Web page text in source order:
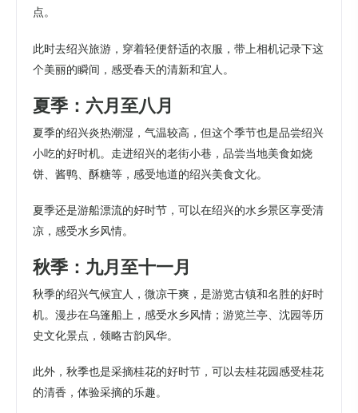
点。
此时去绍兴旅游，穿着轻便舒适的衣服，带上相机记录下这
个美丽的瞬间，感受春天的清新和宜人。
夏季：六月至八月
夏季的绍兴炎热潮湿，气温较高，但这个季节也是品尝绍兴
小吃的好时机。走进绍兴的老街小巷，品尝当地美食如烧
饼、酱鸭、酥糖等，感受地道的绍兴美食文化。
夏季还是游船漂流的好时节，可以在绍兴的水乡景区享受清
凉，感受水乡风情。
秋季：九月至十一月
秋季的绍兴气候宜人，微凉干爽，是游览古镇和名胜的好时
机。漫步在乌篷船上，感受水乡风情；游览兰亭、沈园等历
史文化景点，领略古韵风华。
此外，秋季也是采摘桂花的好时节，可以去桂花园感受桂花
的清香，体验采摘的乐趣。